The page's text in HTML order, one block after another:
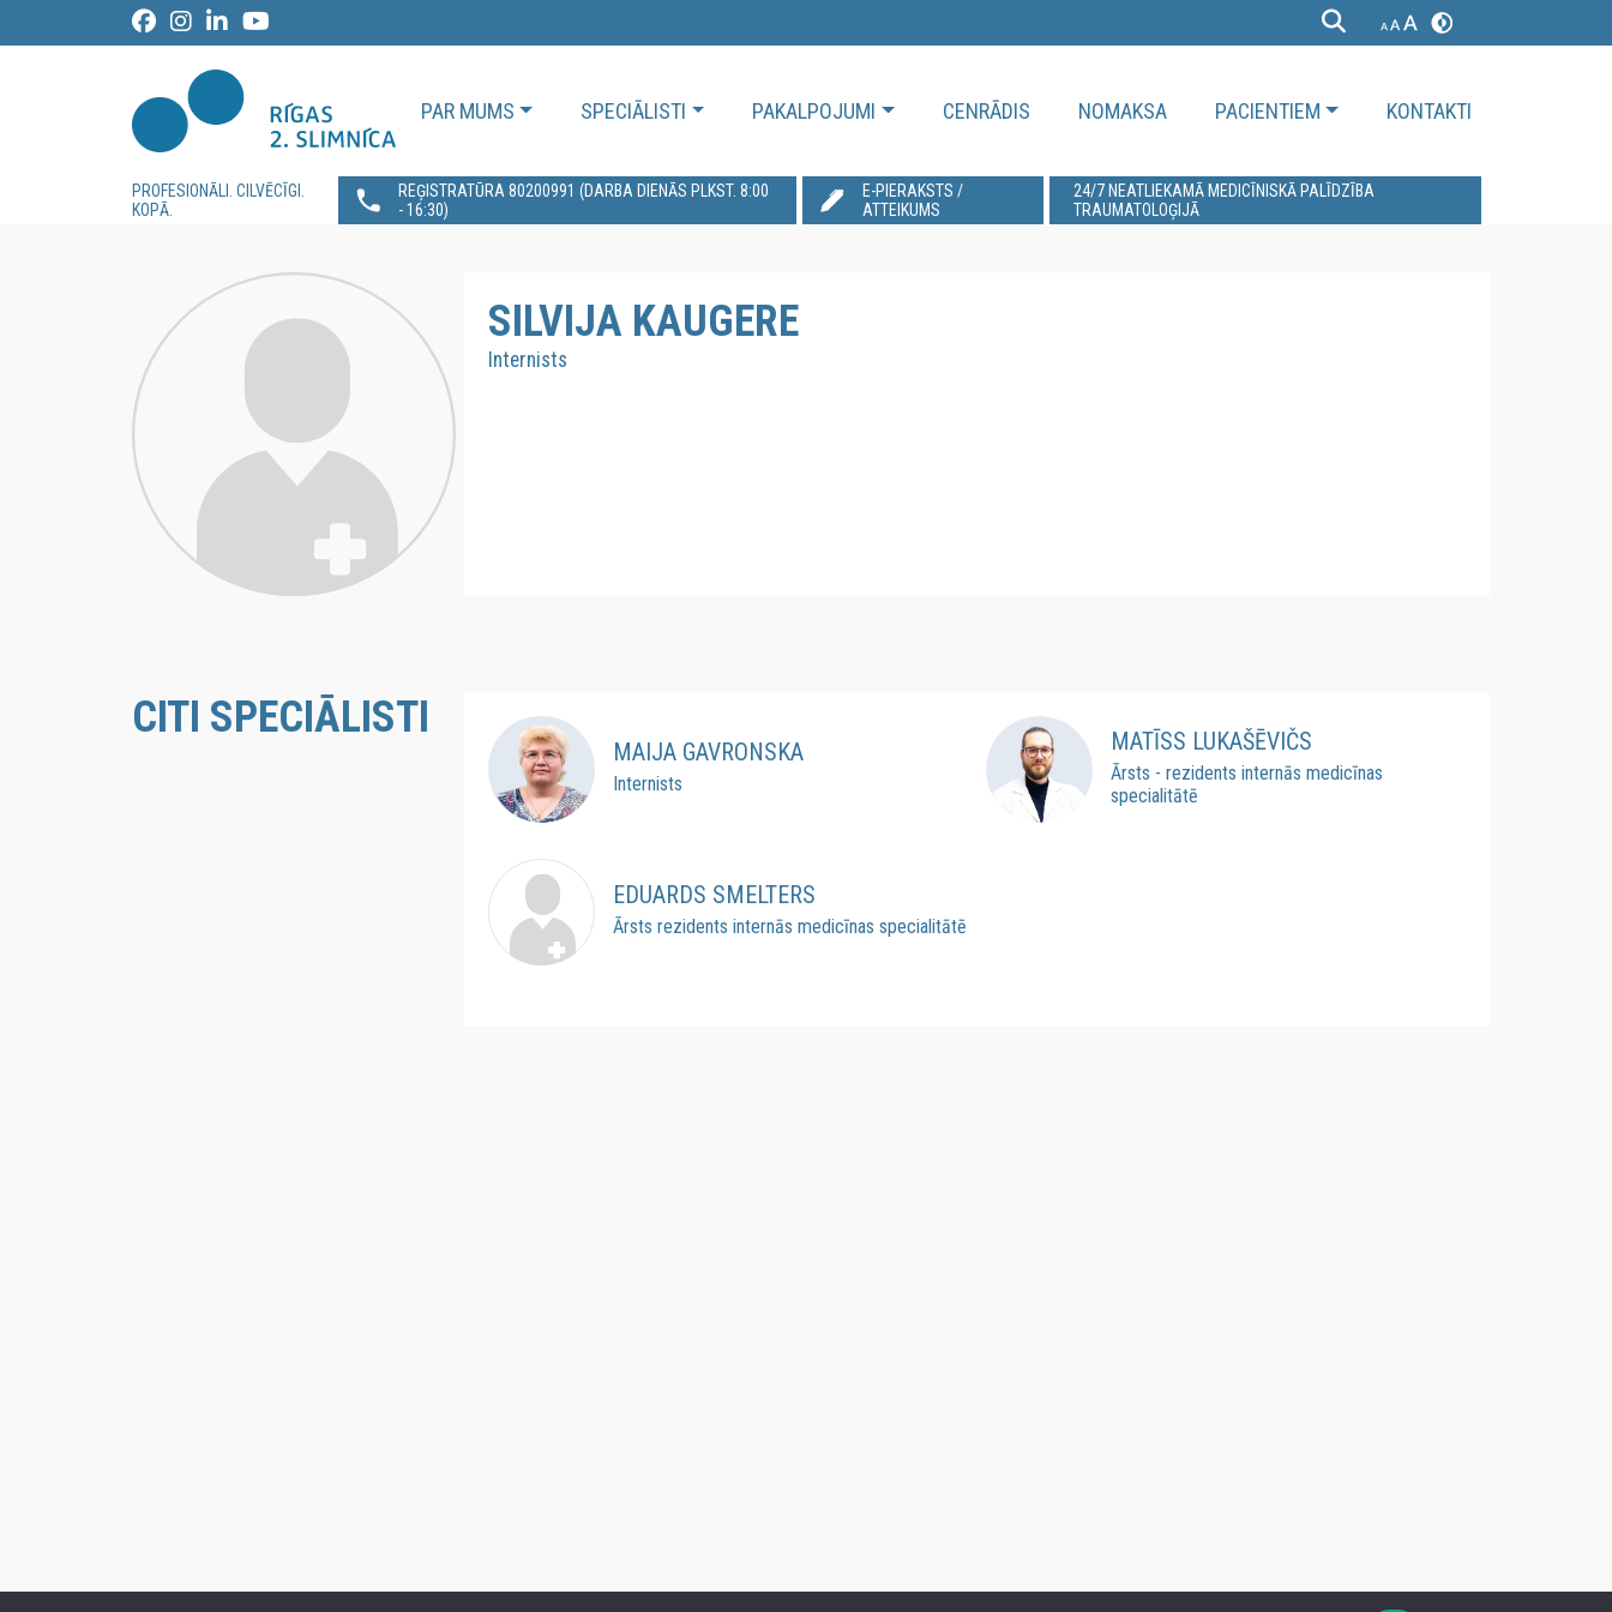
PAR MUMS SPECIĀLISTI PAKALPOJUMI CENRĀDIS NOMAKSA PACIENTIEM KONTAKTI
PROFESIONĀLI. CILVĒCĪGI.
KOPĀ.
REĢISTRATŪRA 80200991‬ (DARBA DIENĀS PLKST. 8:00
- 16:30)
E-PIERAKSTS /
ATTEIKUMS
24/7 NEATLIEKAMĀ MEDICĪNISKĀ PALĪDZĪBA
TRAUMATOLOĢIJĀ
SILVIJA KAUGERE
Internists
CITI SPECIĀLISTI
MAIJA GAVRONSKA
Internists
MATĪSS LUKAŠĒVIČS
Ārsts - rezidents internās medicīnas
specialitātē
EDUARDS SMELTERS
Ārsts rezidents internās medicīnas specialitātē